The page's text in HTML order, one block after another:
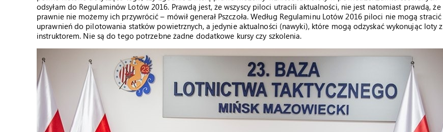
odsyłam do Regulaminów Lotów 2016. Prawdą jest, że wszyscy piloci utracili aktualności, nie jest natomiast prawdą, że
prawnie nie możemy ich przywrócić – mówił generał Pszczoła. Według Regulaminu Lotów 2016 piloci nie mogą stracić
uprawnień do pilotowania statków powietrznych, a jedynie aktualności (nawyki), które mogą odzyskać wykonując loty z
instruktorem. Nie są do tego potrzebne żadne dodatkowe kursy czy szkolenia.